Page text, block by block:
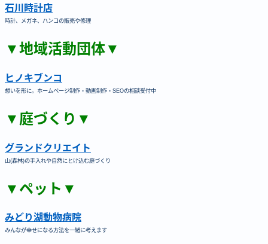
石川時計店
時計、メガネ、ハンコの販売や修理
▼地域活動団体▼
ヒノキブンコ
想いを形に。ホームページ制作・動画制作・SEOの相談受付中
▼庭づくり▼
グランドクリエイト
山(森林)の手入れや自然にとけ込む庭づくり
▼ペット▼
みどり湖動物病院
みんなが幸せになる方法を一緒に考えます